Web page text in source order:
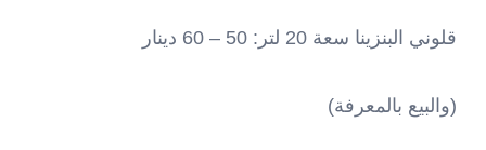
قلوني البنزينا سعة 20 لتر: 50 – 60 دينار
(والبيع بالمعرفة)